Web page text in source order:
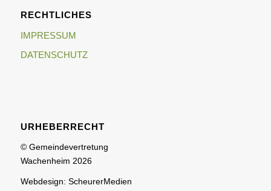
RECHTLICHES
IMPRESSUM
DATENSCHUTZ
URHEBERRECHT
© Gemeindevertretung
Wachenheim 2026
Webdesign: ScheurerMedien